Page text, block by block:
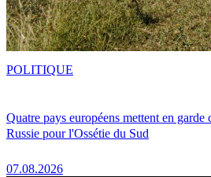
Quatre pays européens mettent en garde
Russie pour l'Ossétie du Sud
07.08.2026
POLITIQUE